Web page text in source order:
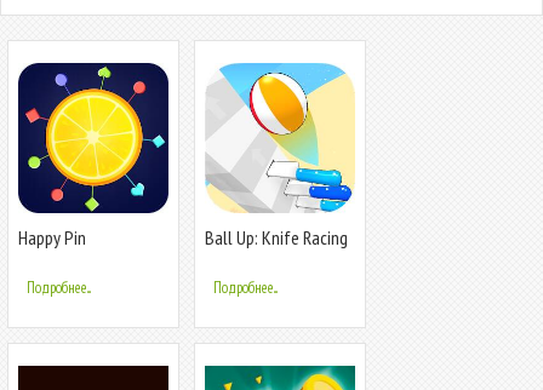
Happy Pin
Подробнее...
Ball Up: Knife Racing
Подробнее...